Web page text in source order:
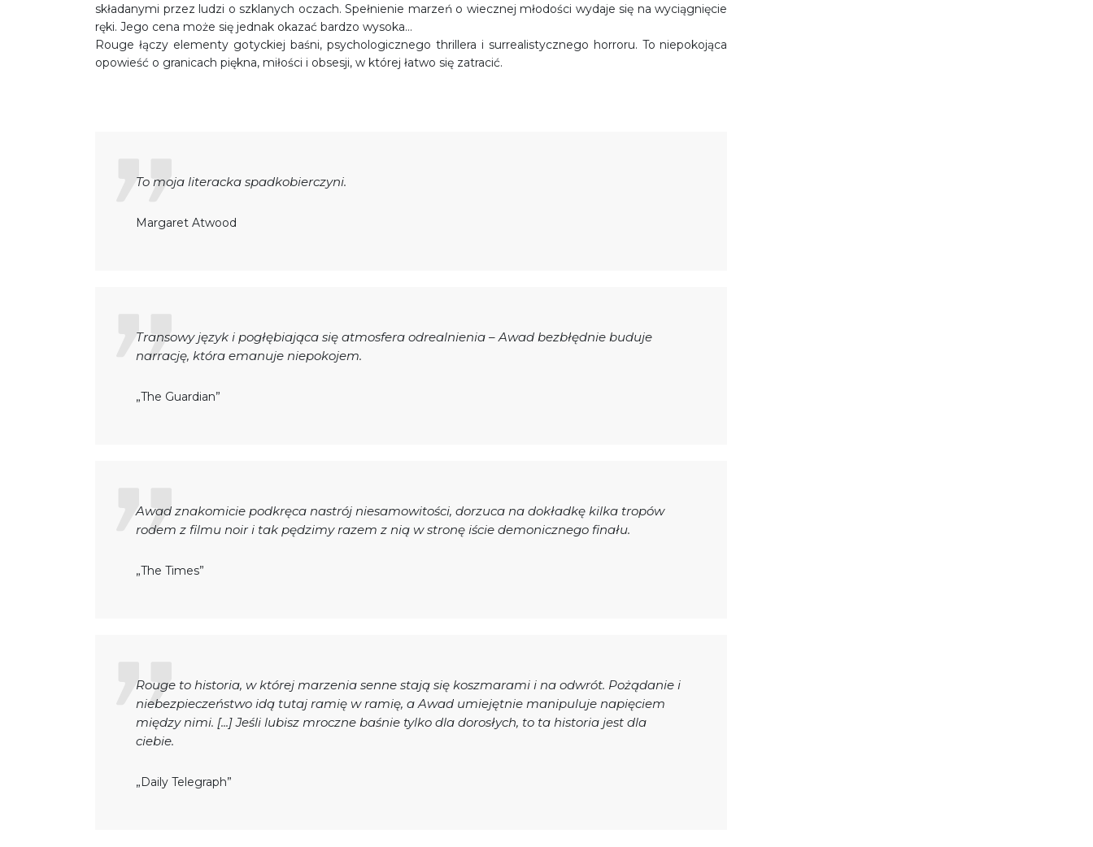
składanymi przez ludzi o szklanych oczach. Spełnienie marzeń o wiecznej młodości wydaje się na wyciągnięcie
ręki. Jego cena może się jednak okazać bardzo wysoka…
Rouge łączy elementy gotyckiej baśni, psychologicznego thrillera i surrealistycznego horroru. To niepokojąca
opowieść o granicach piękna, miłości i obsesji, w której łatwo się zatracić.
To moja literacka spadkobierczyni.
Margaret Atwood
Transowy język i pogłębiająca się atmosfera odrealnienia – Awad bezbłędnie buduje
narrację, która emanuje niepokojem.
„The Guardian”
Awad znakomicie podkręca nastrój niesamowitości, dorzuca na dokładkę kilka tropów
rodem z filmu noir i tak pędzimy razem z nią w stronę iście demonicznego finału.
„The Times”
Rouge to historia, w której marzenia senne stają się koszmarami i na odwrót. Pożądanie i
niebezpieczeństwo idą tutaj ramię w ramię, a Awad umiejętnie manipuluje napięciem
między nimi. [...] Jeśli lubisz mroczne baśnie tylko dla dorosłych, to ta historia jest dla
ciebie.
„Daily Telegraph”